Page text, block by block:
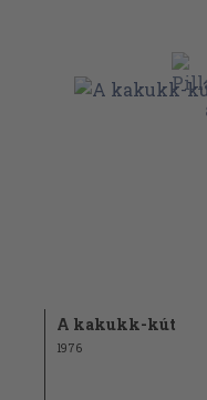
A kakukk-kút
1976